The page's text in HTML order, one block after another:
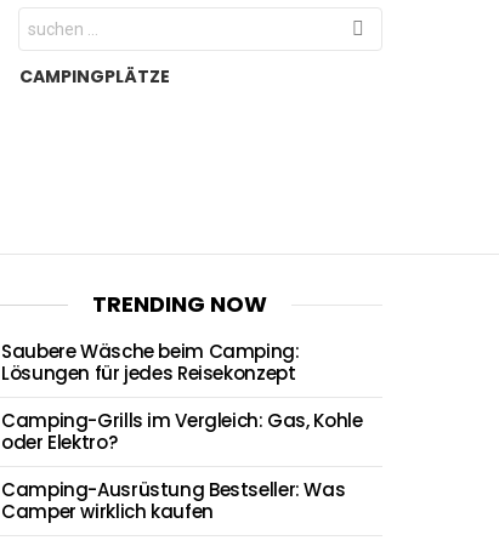
Search
for:
CAMPINGPLÄTZE
TRENDING NOW
Saubere Wäsche beim Camping:
Lösungen für jedes Reisekonzept
Camping-Grills im Vergleich: Gas, Kohle
oder Elektro?
Camping-Ausrüstung Bestseller: Was
Camper wirklich kaufen